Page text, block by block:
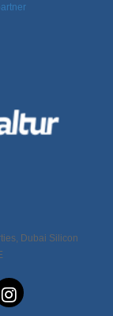
Dubai Silicon